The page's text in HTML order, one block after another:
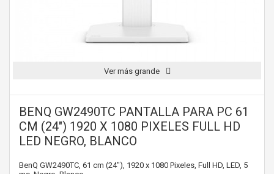
Ver más grande
BENQ GW2490TC PANTALLA PARA PC 61
CM (24") 1920 X 1080 PIXELES FULL HD
LED NEGRO, BLANCO
BenQ GW2490TC, 61 cm (24"), 1920 x 1080 Pixeles, Full HD, LED, 5